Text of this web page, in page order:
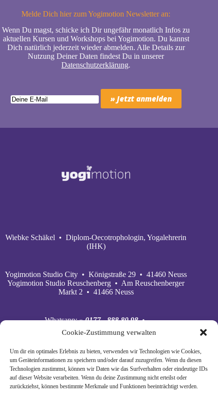
Cookie-Zustimmung verwalten
Um dir ein optimales Erlebnis zu bieten, verwenden wir Technologien wie Cookies,
um Geräteinformationen zu speichern und/oder darauf zuzugreifen. Wenn du diesen
Technologien zustimmst, können wir Daten wie das Surfverhalten oder eindeutige IDs
auf dieser Website verarbeiten. Wenn du deine Zustimmung nicht erteilst oder
zurückziehst, können bestimmte Merkmale und Funktionen beeinträchtigt werden.
Melde Dich hier zum Yogimotion Newsletter an:
Wenn Du magst, schicke ich Dir ungefähr monatlich Infos zu
aktuellen Kursen und Workshops bei Yogimotion. Du kannst
Dich natürlich jederzeit wieder abmelden. Alle Details zur
Nutzung Deiner Daten findest Du in unserer
Datenschutzerklärung.
Wiebke Schäkel • Diplom-Oecotrophologin, Yogalehrerin
(IHK)
Yogimotion Studio City • Königstraße 29 • 41460 Neuss
Yogimotion Studio Reuschenberg • Am Reuschenberger
Markt 2 • 41466 Neuss
Whatsapp:» 0177 - 888 80 98•
Mobil:
» 0177 - 888 80 98
E‑Mail:» wiebke@yogimotion.de•
Youtube:» yogimotion• XING:» Wiebke Schäkel